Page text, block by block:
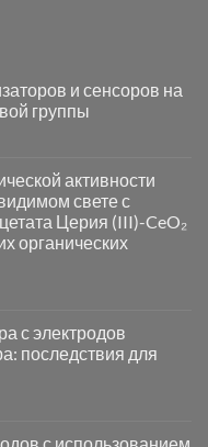
и сенсоров на
группы
активности
свете с
Церия (III)-CeO₂
органических
с электродов
последствия для